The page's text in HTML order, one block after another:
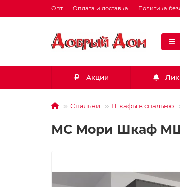
Опт Оплата и доставка Политика
Акции
Спальни Шкафы в спальню
МС Мори Шкаф МШ